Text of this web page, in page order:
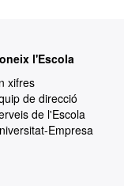
l'Escola
xifres
de direcció
de l'Escola
Empresa